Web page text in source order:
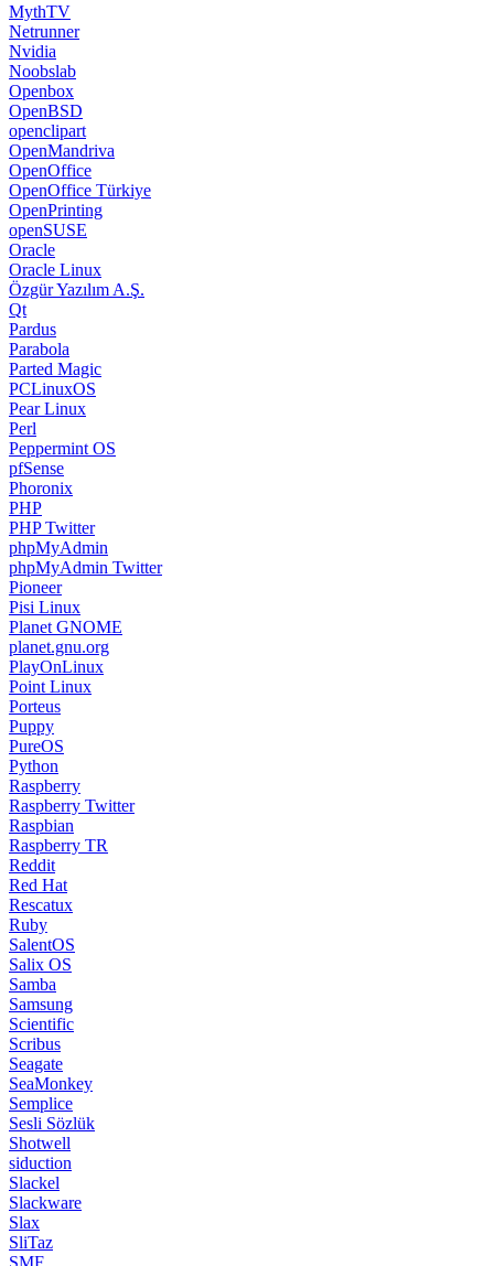
MythTV
Netrunner
Nvidia
Noobslab
Openbox
OpenBSD
openclipart
OpenMandriva
OpenOffice
OpenOffice Türkiye
OpenPrinting
openSUSE
Oracle
Oracle Linux
Özgür Yazılım A.Ş.
Qt
Pardus
Parabola
Parted Magic
PCLinuxOS
Pear Linux
Perl
Peppermint OS
pfSense
Phoronix
PHP
PHP Twitter
phpMyAdmin
phpMyAdmin Twitter
Pioneer
Pisi Linux
Planet GNOME
planet.gnu.org
PlayOnLinux
Point Linux
Porteus
Puppy
PureOS
Python
Raspberry
Raspberry Twitter
Raspbian
Raspberry TR
Reddit
Red Hat
Rescatux
Ruby
SalentOS
Salix OS
Samba
Samsung
Scientific
Scribus
Seagate
SeaMonkey
Semplice
Sesli Sözlük
Shotwell
siduction
Slackel
Slackware
Slax
SliTaz
SMF